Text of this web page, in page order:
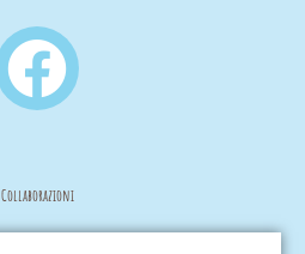
F
a
c
e
Collaborazioni